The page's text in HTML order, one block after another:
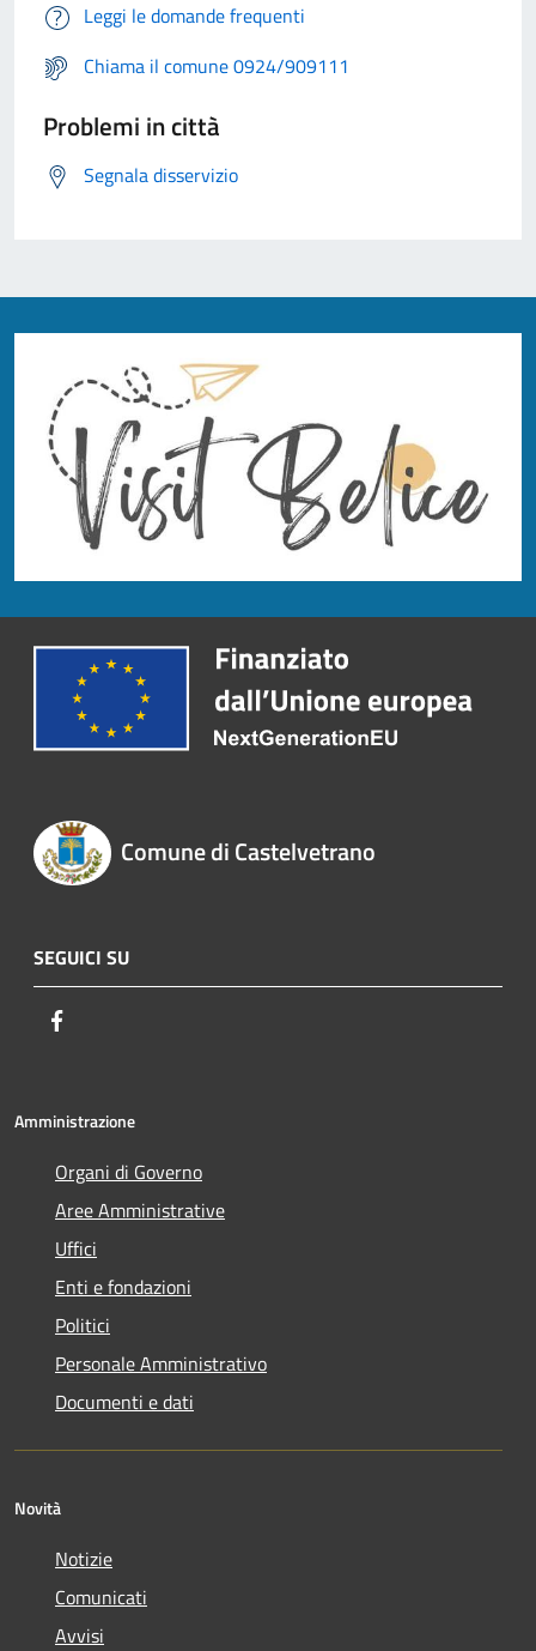
Leggi le domande frequenti
Chiama il comune 0924/909111
Problemi in città
Segnala disservizio
Comune di Castelvetrano
SEGUICI SU
Amministrazione
Organi di Governo
Aree Amministrative
Uffici
Enti e fondazioni
Politici
Personale Amministrativo
Documenti e dati
Novità
Notizie
Comunicati
Avvisi